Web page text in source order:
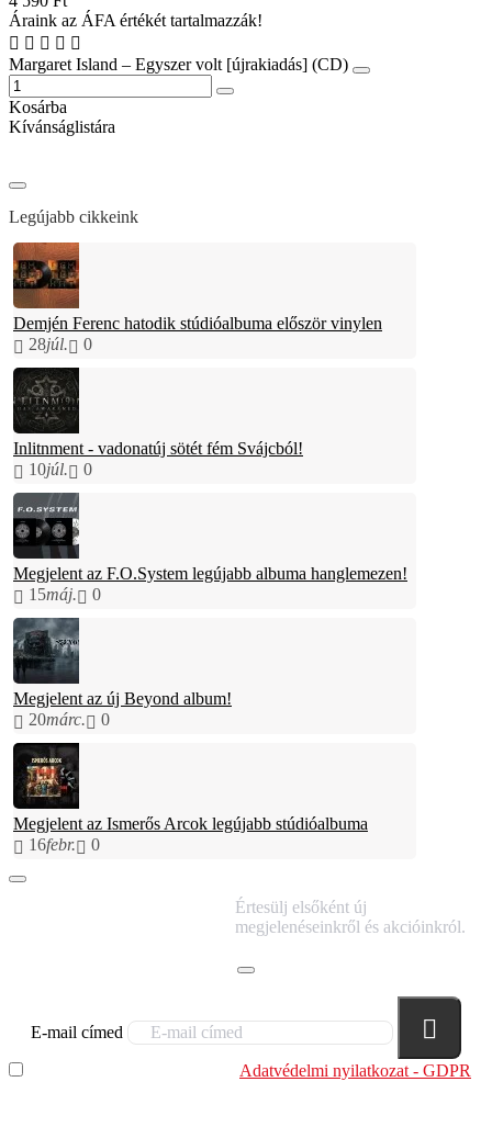
Áraink az ÁFA értékét tartalmazzák!
Margaret Island – Egyszer volt [újrakiadás] (CD)
Kosárba
Kívánságlistára
Legújabb cikkeink
Demjén Ferenc hatodik stúdióalbuma először vinylen
28júl. 0
Inlitnment - vadonatúj sötét fém Svájcból!
10júl. 0
Megjelent az F.O.System legújabb albuma hanglemezen!
15máj. 0
Megjelent az új Beyond album!
20márc. 0
Megjelent az Ismerős Arcok legújabb stúdióalbuma
16febr. 0
Értesülj elsőként új
megjelenéseinkről és akcióinkról.
E-mail címed
Adatvédelmi nyilatkozat - GDPR